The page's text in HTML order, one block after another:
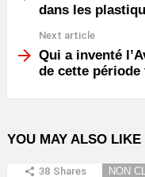
dans les
Next article
Qui a inventé
de cette période
YOU MAY ALSO LIKE
38 Shares NON